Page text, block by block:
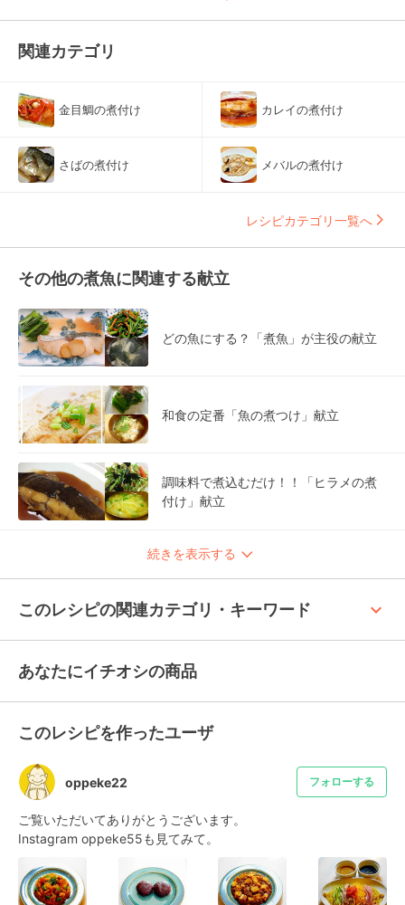
関連カテゴリ
金目鯛の煮付け カレイの煮付け
さばの煮付け メバルの煮付け
レシピカテゴリ一覧へ
その他の煮魚に関連する献立
どの魚にする？「煮魚」が主役の献立
和食の定番「魚の煮つけ」献立
調味料で煮込むだけ！！「ヒラメの煮
付け」献立
続きを表示する
このレシピの関連カテゴリ・キーワード keyboard_arrow_up
あなたにイチオシの商品
このレシピを作ったユーザ
oppeke22 フォローする
ご覧いただいてありがとうございます。
Instagram oppeke55も見てみて。